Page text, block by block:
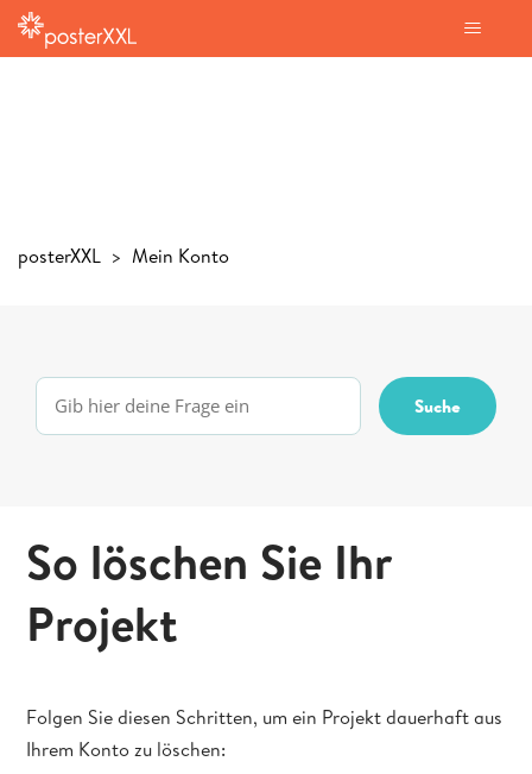
posterXXL Mein Konto
So löschen Sie Ihr
Projekt
Folgen Sie diesen Schritten, um ein Projekt dauerhaft aus
Ihrem Konto zu löschen: